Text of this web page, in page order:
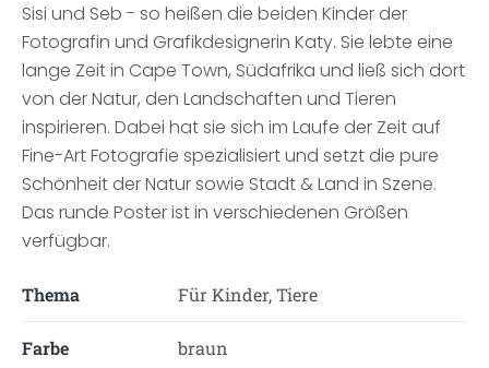
Sisi und Seb - so heißen die beiden Kinder der
Fotografin und Grafikdesignerin Katy. Sie lebte eine
lange Zeit in Cape Town, Südafrika und ließ sich dort
von der Natur, den Landschaften und Tieren
inspirieren. Dabei hat sie sich im Laufe der Zeit auf
Fine-Art Fotografie spezialisiert und setzt die pure
Schönheit der Natur sowie Stadt & Land in Szene.
Das runde Poster ist in verschiedenen Größen
verfügbar.
Thema Für Kinder, Tiere
Farbe braun